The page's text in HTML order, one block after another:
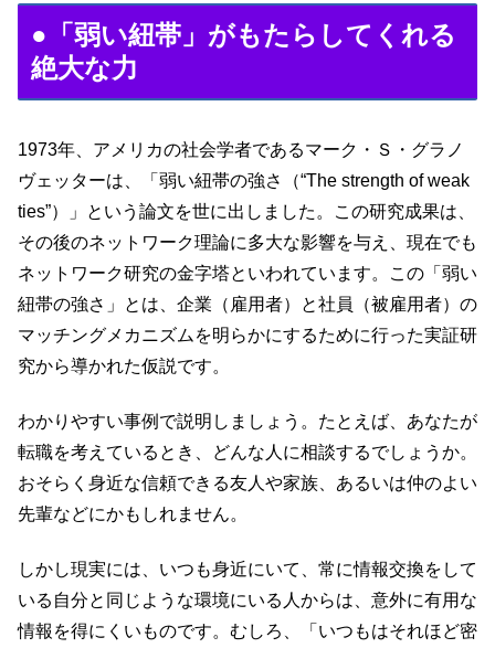
●「弱い紐帯」がもたらしてくれる
絶大な力
1973年、アメリカの社会学者であるマーク・Ｓ・グラノ
ヴェッターは、「弱い紐帯の強さ（“The strength of weak
ties”）」という論文を世に出しました。この研究成果は、
その後のネットワーク理論に多大な影響を与え、現在でも
ネットワーク研究の金字塔といわれています。この「弱い
紐帯の強さ」とは、企業（雇用者）と社員（被雇用者）の
マッチングメカニズムを明らかにするために行った実証研
究から導かれた仮説です。
わかりやすい事例で説明しましょう。たとえば、あなたが
転職を考えているとき、どんな人に相談するでしょうか。
おそらく身近な信頼できる友人や家族、あるいは仲のよい
先輩などにかもしれません。
しかし現実には、いつも身近にいて、常に情報交換をして
いる自分と同じような環境にいる人からは、意外に有用な
情報を得にくいものです。むしろ、「いつもはそれほど密